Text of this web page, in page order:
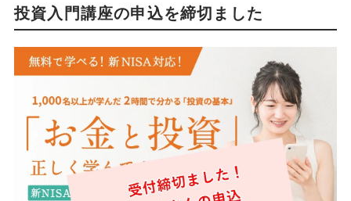
投資入門講座の申込を締切ました